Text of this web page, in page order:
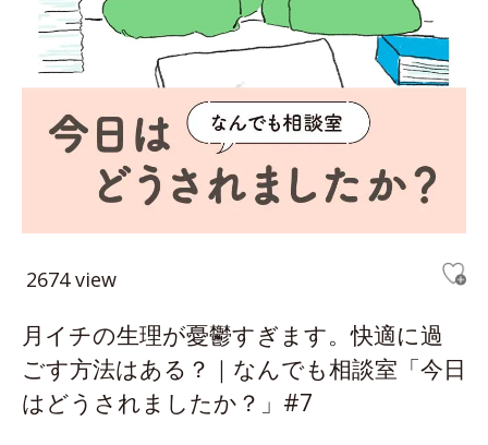
2674 view
月イチの生理が憂鬱すぎます。快適に過
ごす方法はある？｜なんでも相談室「今日
はどうされましたか？」#7